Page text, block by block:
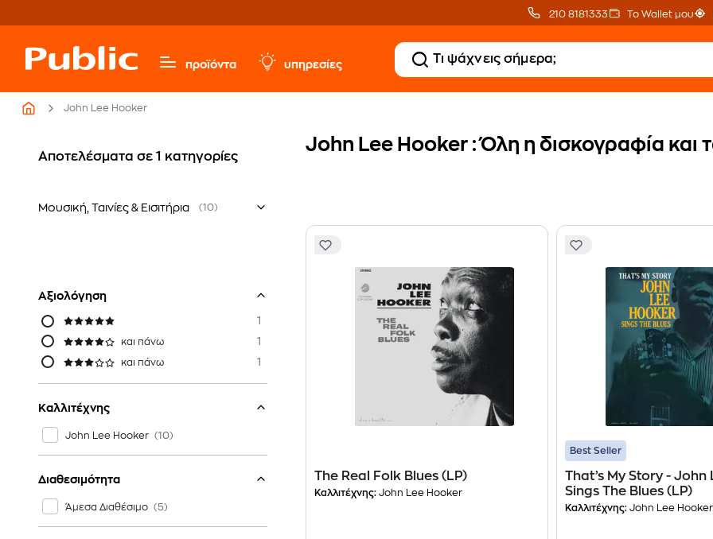
210 8181333 Το Wallet μου
προϊόντα υπηρεσίες
John Lee Hooker
Αποτελέσματα σε 1 κατηγορίες
Μουσική, Ταινίες & Εισιτήρια (10)
Αξιολόγηση
1
και πάνω 1
και πάνω 1
Καλλιτέχνης
John Lee Hooker
Διαθεσιμότητα
Άμεσα Διαθέσιμο
John Lee Hooker : Όλη η δισκογραφία και
The Real Folk Blues (LP)
Καλλιτέχνης: John Lee Hooker
Best Seller
That’s My Story -
Sings The Blues (LP)
Καλλιτέχνης: John Lee Hooker